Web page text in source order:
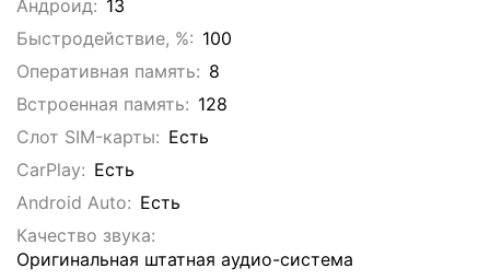
Андроид: 13
Быстродействие, %: 100
Оперативная память: 8
Встроенная память: 128
Слот SIM-карты: Eсть
CarPlay: Есть
Android Auto: Есть
Качество звука:
Оригинальная штатная аудио-система